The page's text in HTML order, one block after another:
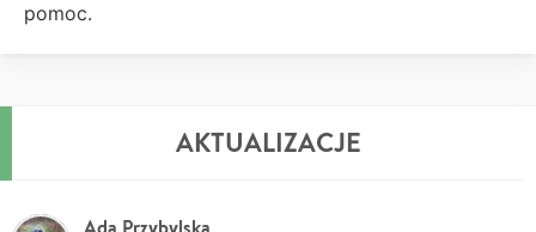
pomoc.
AKTUALIZACJE